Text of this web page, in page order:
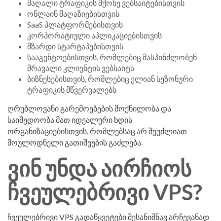
მაღალი ტრაფიკის მქონე ვებსაიტებისთვის
ონლაინ მაღაზიებისთვის
SaaS პლატფორმებისთვის
კორპორატიული აპლიკაციებისთვის
მზარდი სტარტაპებისთვის
სააგენტოებისთვის, რომლებიც მასპინძლობენ
მრავალი კლიენტის ვებსაიტს
ბიზნესებისთვის, რომლებიც ელიან სეზონური
ტრაფიკის მწვერვალებს
ღრუბლოვანი გარემოებების მოქნილობა და
საიმედოობა მათ იდეალური ხდის
ორგანიზაციებისთვის, რომლებსაც არ შეუძლიათ
მოულოდნელი გათიშვების გაძლება.
ვინ უნდა აირჩიოს
ჩვეულებრივი VPS?
ჩვეულებრივი VPS გადაწყვეტები შესანიშნავ არჩევანად